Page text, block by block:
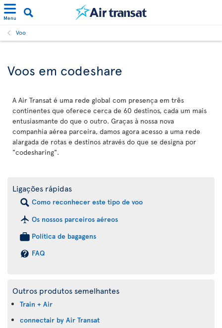
Menu
Voo
Voos em codeshare
A Air Transat é uma rede global com presença em três
continentes que oferece cerca de 60 destinos, cada um mais
entusiasmante do que o outro. Graças à nossa nova
companhia aérea parceira, damos agora acesso a uma rede
alargada de rotas e destinos através do que se designa por
"codesharing".
Ligações rápidas
Como reconhecer este tipo de voo
Os nossos parceiros aéreos
Política de bagagens
FAQ
Outros produtos semelhantes
Train + Air
connectair by Air Transat